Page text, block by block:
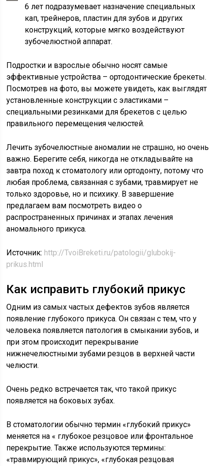
6 лет подразумевает назначение специальных
кап, трейнеров, пластин для зубов и других
конструкций, которые мягко воздействуют
зубочелюстной аппарат.
Подростки и взрослые обычно носят самые
эффективные устройства – ортодонтические брекеты.
Посмотрев на фото, вы можете увидеть, как выглядят
установленные конструкции с эластиками –
специальными резинками для брекетов с целью
правильного перемещения челюстей.
Лечить зубочелюстные аномалии не страшно, но очень
важно. Берегите себя, никогда не откладывайте на
завтра поход к стоматологу или ортодонту, потому что
любая проблема, связанная с зубами, травмирует не
только здоровье, но и психику. В завершение
предлагаем вам посмотреть видео о
распространенных причинах и этапах лечения
аномального прикуса.
Источник: http://TvoiBreketi.ru/patologii/glubokij-
prikus.html
Как исправить глубокий прикус
Одним из самых частых дефектов зубов является
появление глубокого прикуса. Он связан с тем, что у
человека появляется патология в смыкании зубов, и
при этом происходит перекрывание
нижнечелюстными зубами резцов в верхней части
челюсти.
Очень редко встречается так, что такой прикус
появляется на боковых зубах.
В стоматологии обычно термин «глубокий прикус»
меняется на « глубокое резцовое или фронтальное
перекрытие. Также используются термины:
«травмирующий прикус», «глубокая резцовая